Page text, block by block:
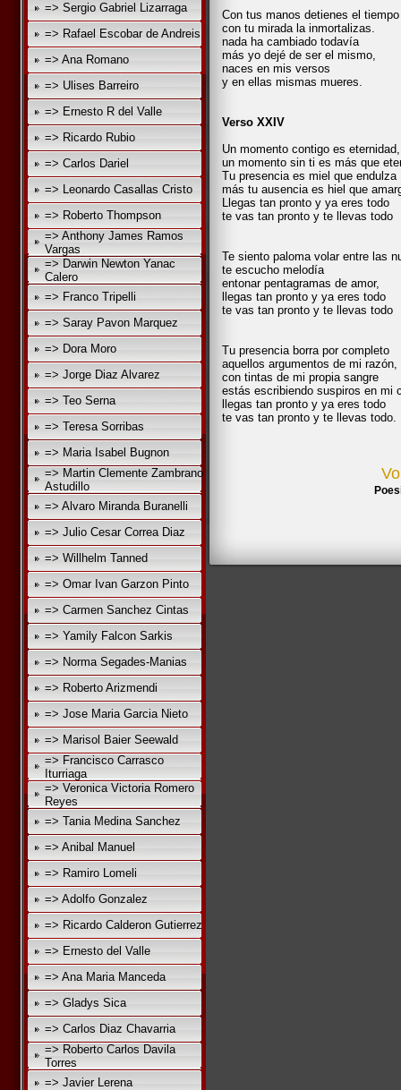
=> Sergio Gabriel Lizarraga
=> Rafael Escobar de Andreis
=> Ana Romano
=> Ulises Barreiro
=> Ernesto R del Valle
=> Ricardo Rubio
=> Carlos Dariel
=> Leonardo Casallas Cristo
=> Roberto Thompson
=> Anthony James Ramos
Vargas
=> Darwin Newton Yanac
Calero
=> Franco Tripelli
=> Saray Pavon Marquez
=> Dora Moro
=> Jorge Diaz Alvarez
=> Teo Serna
=> Teresa Sorribas
=> Maria Isabel Bugnon
=> Martin Clemente Zambrano
Astudillo
=> Alvaro Miranda Buranelli
=> Julio Cesar Correa Diaz
=> Willhelm Tanned
=> Omar Ivan Garzon Pinto
=> Carmen Sanchez Cintas
=> Yamily Falcon Sarkis
=> Norma Segades-Manias
=> Roberto Arizmendi
=> Jose Maria Garcia Nieto
=> Marisol Baier Seewald
=> Francisco Carrasco
Iturriaga
=> Veronica Victoria Romero
Reyes
=> Tania Medina Sanchez
=> Anibal Manuel
=> Ramiro Lomeli
=> Adolfo Gonzalez
=> Ricardo Calderon Gutierrez
=> Ernesto del Valle
=> Ana Maria Manceda
=> Gladys Sica
=> Carlos Diaz Chavarria
=> Roberto Carlos Davila
Torres
=> Javier Lerena
Con tus manos detienes el tiempo
con tu mirada la inmortalizas.
nada ha cambiado todavía
más yo dejé de ser el mismo,
naces en mis versos
y en ellas mismas mueres.
Verso XXIV
Un momento contigo es eternidad,
un momento sin ti es más que
Tu presencia es miel que endulza
más tu ausencia es hiel que
Llegas tan pronto y ya eres todo
te vas tan pronto y te llevas todo
Te siento paloma volar entre las
te escucho melodía
entonar pentagramas de amor,
llegas tan pronto y ya eres todo
te vas tan pronto y te llevas todo
Tu presencia borra por completo
aquellos argumentos de mi razón,
con tintas de mi propia sangre
estás escribiendo suspiros en mi
llegas tan pronto y ya eres todo
te vas tan pronto y te llevas todo.